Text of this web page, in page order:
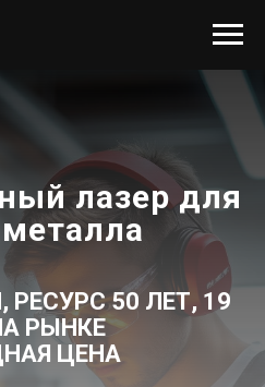
лазер для
РЕСУРС 50 ЛЕТ, 19
РЫНКЕ
ЦЕНА